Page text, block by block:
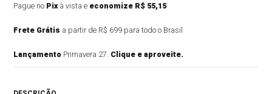
Pague no Pixà vista e economize R$ 55,15
Frete Grátis a partir de R$ 699 para todo o Brasil
Lançamento Primavera 27. Clique e aproveite.